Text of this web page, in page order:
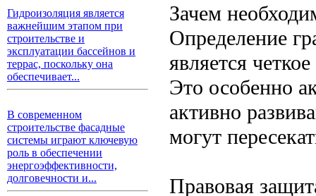
Гидроизоляция является
важнейшим этапом при
строительстве и
эксплуатации бассейнов и
террас, поскольку она
обеспечивает...
В современном
строительстве фасадные
системы играют ключевую
роль в обеспечении
энергоэффективности,
долговечности и...
Зачем
Определение
является
Это особенно
активно
могут
Правовая